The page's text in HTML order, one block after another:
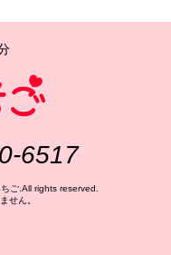
6517
ご.All rights reserved.
せん。